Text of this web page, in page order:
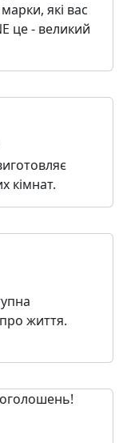
які вас
це - великий
кімнат.
життя.